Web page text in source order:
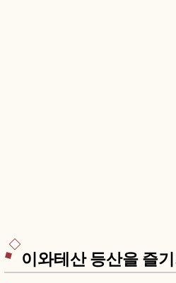
이와테산 등산을 즐